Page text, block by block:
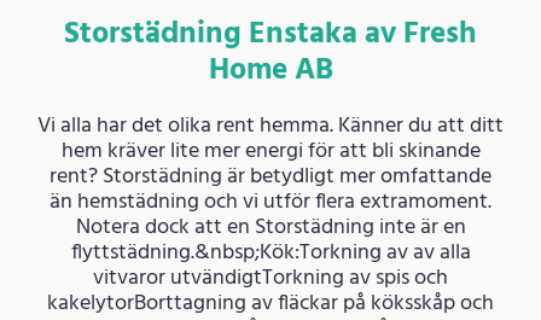
Storstädning Enstaka av Fresh
Home AB
Vi alla har det olika rent hemma. Känner du att ditt
hem kräver lite mer energi för att bli skinande
rent? Storstädning är betydligt mer omfattande
än hemstädning och vi utför flera extramoment.
Notera dock att en Storstädning inte är en
flyttstädning.&nbsp;Kök:Torkning av av alla
vitvaror utvändigtTorkning av spis och
kakelytorBorttagning av fläckar på köksskåp och